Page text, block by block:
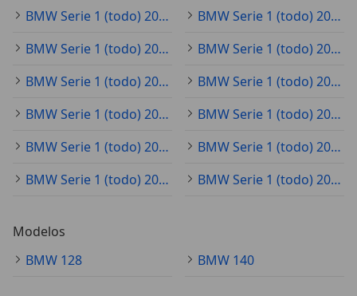
BMW Serie 1 (todo) 2025
BMW Serie 1 (todo) 2020
BMW Serie 1 (todo) 2021
BMW Serie 1 (todo) 2023
BMW Serie 1 (todo) 2022
BMW Serie 1 (todo) 2019
BMW Serie 1 (todo) 2024
BMW Serie 1 (todo) 2018
BMW Serie 1 (todo) 2017
BMW Serie 1 (todo) 2015
BMW Serie 1 (todo) 2016
BMW Serie 1 (todo) 2014
Modelos
BMW 128
BMW 140